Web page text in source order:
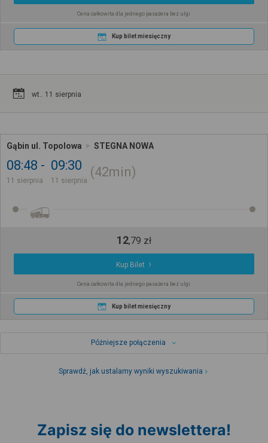
Cena całkowita dla jednego pasażera bez ulgi
Kup bilet miesięczny
wt.. 11 sierpnia
Gąbin ul. Topolowa STEGNA NOWA
08:48
11 sierpnia
09:30
11 sierpnia
42min
12,79 zł
Kup Bilet
Cena całkowita dla jednego pasażera bez ulgi
Kup bilet miesięczny
Późniejsze połączenia
Sprawdź, jak ustalamy wyniki wyszukiwania
Zapisz się do newslettera!